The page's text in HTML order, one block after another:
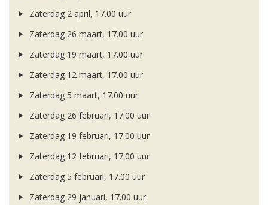
Zaterdag 2 april, 17.00 uur
Zaterdag 26 maart, 17.00 uur
Zaterdag 19 maart, 17.00 uur
Zaterdag 12 maart, 17.00 uur
Zaterdag 5 maart, 17.00 uur
Zaterdag 26 februari, 17.00 uur
Zaterdag 19 februari, 17.00 uur
Zaterdag 12 februari, 17.00 uur
Zaterdag 5 februari, 17.00 uur
Zaterdag 29 januari, 17.00 uur